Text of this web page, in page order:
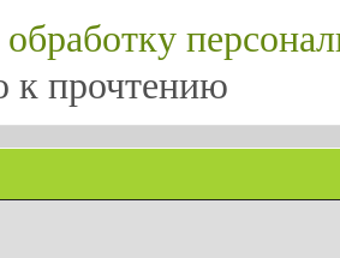
обработку
к прочтению